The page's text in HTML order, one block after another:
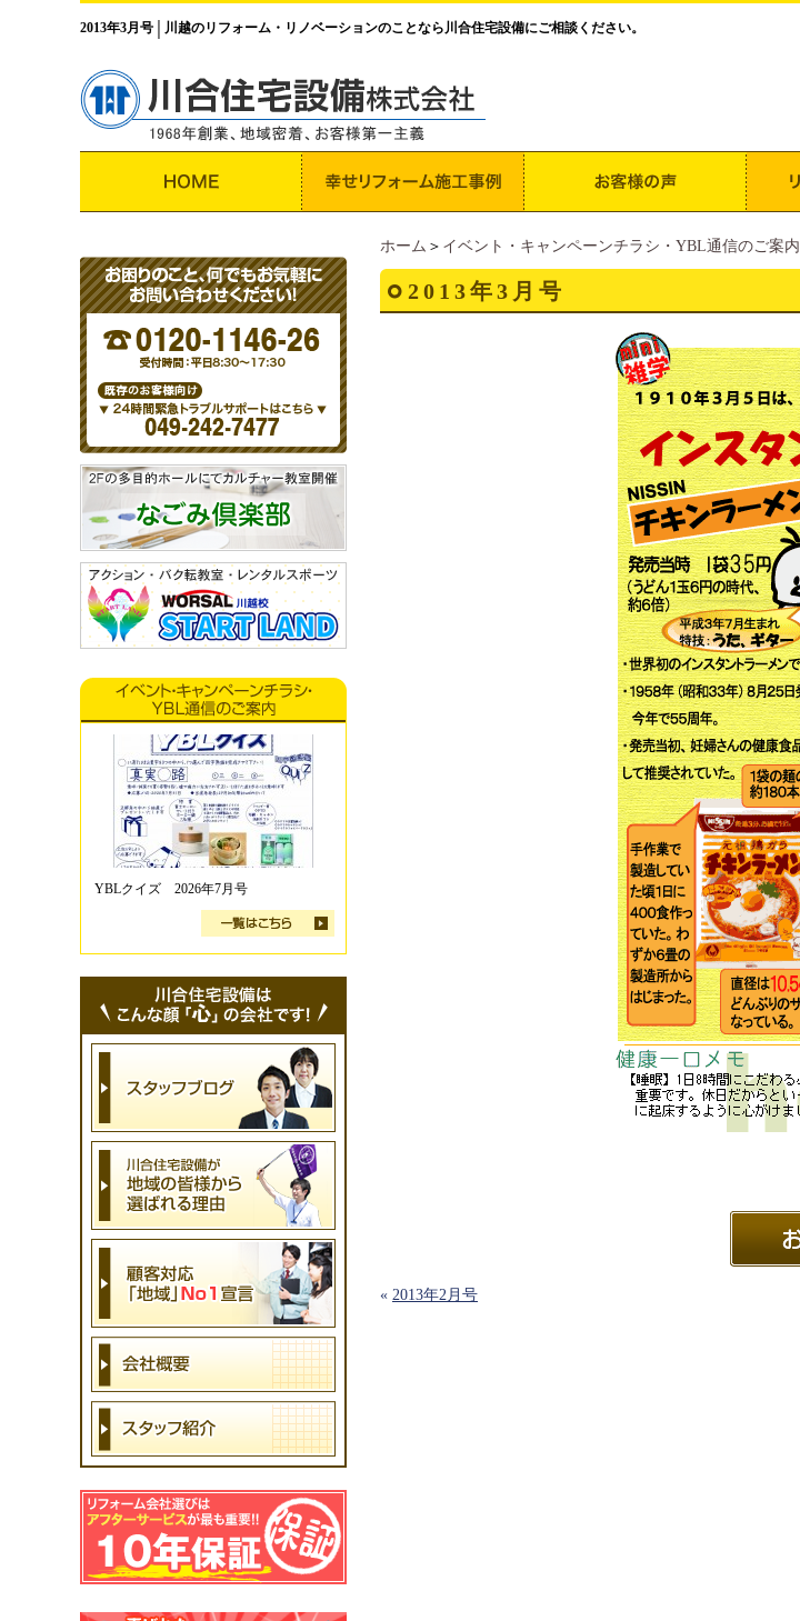
2013年3月号 川越のリフォーム・リノベーションのことなら川合住宅設備にご相談ください。
ホーム ＞ イベント・キャンペーンチラシ・YBL通信のご案内
2013年3月号
« 2013年2月号
YBLクイズ 2026年7月号